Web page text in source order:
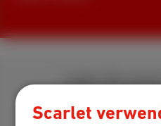
Scarlet
Laden Sie